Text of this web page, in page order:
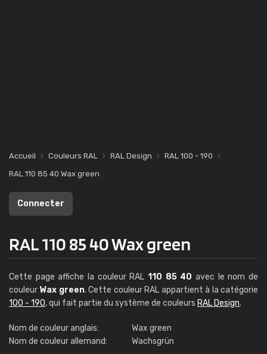
Accueil Couleurs RAL RAL Design
RAL 100 - 190
RAL 110 85 40 Wax green
Connecter
RAL 110 85 40 Wax green
Cette page affiche la couleur RAL 110 85 40 avec le nom de
couleur Wax green. Cette couleur RAL appartient à la catégorie
100 - 190, qui fait partie du système de couleurs RAL Design.
Nom de couleur anglais:
Wax green
Nom de couleur allemand:
Wachsgrün